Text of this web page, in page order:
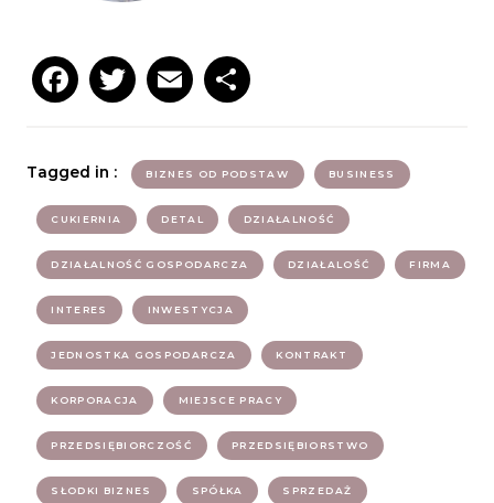
Facebook
Twitter
Email
Tagged in : BIZNES OD PODSTAW BUSINESS
CUKIERNIA DETAL DZIAŁALNOŚĆ
DZIAŁALNOŚĆ GOSPODARCZA DZIAŁALOŚĆ FIRMA
INTERES INWESTYCJA
JEDNOSTKA GOSPODARCZA KONTRAKT
KORPORACJA MIEJSCE PRACY
PRZEDSIĘBIORCZOŚĆ PRZEDSIĘBIORSTWO
SŁODKI BIZNES SPÓŁKA SPRZEDAŻ